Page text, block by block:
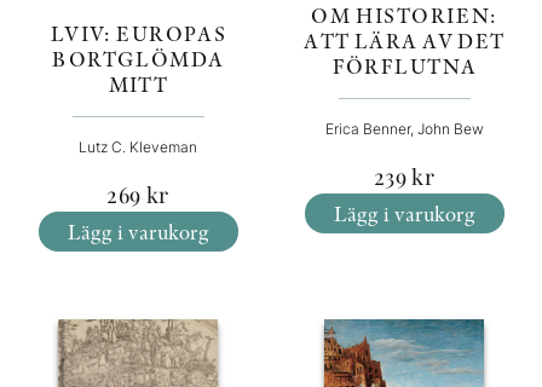
LVIV: EUROPAS
BORTGLÖMDA
MITT
Lutz C. Kleveman
269 kr
Lägg i varukorg
OM HISTORIEN:
ATT LÄRA AV DET
FÖRFLUTNA
Erica Benner, John Bew
239kr
Lägg i varukorg